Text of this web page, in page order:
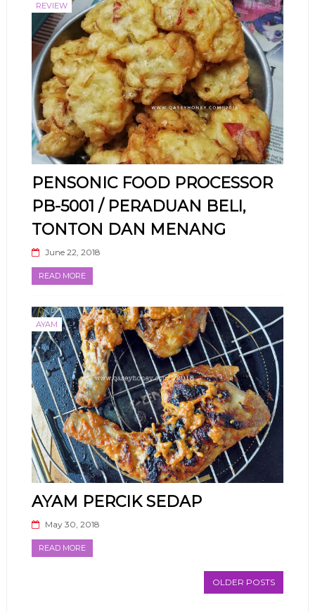
REVIEW
PENSONIC FOOD PROCESSOR
PB-5001 / PERADUAN BELI,
TONTON DAN MENANG
June 22, 2018
READ MORE
AYAM
AYAM PERCIK SEDAP
May 30, 2018
READ MORE
OLDER POSTS